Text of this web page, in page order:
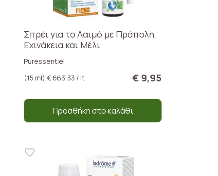
Σπρέι για το Λαιμό με Πρόπολη,
Εχινάκεια και Μέλι
Puressentiel
(15 ml) € 663,33 / lt
€ 9,95
Προσθήκη στο καλάθι